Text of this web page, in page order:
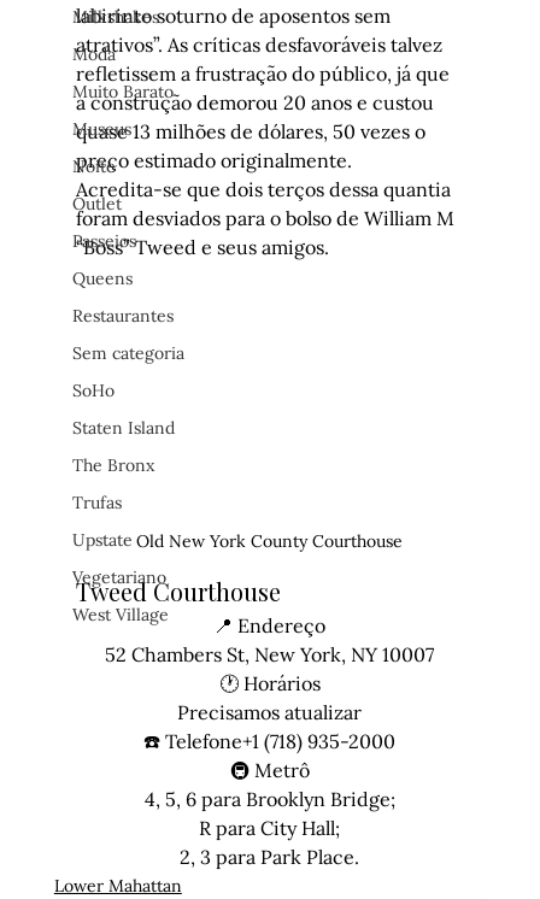
Milkshakes
Moda
Muito Barato
Museus
Noite
Outlet
Passeios
Queens
Restaurantes
Sem categoria
SoHo
Staten Island
The Bronx
Trufas
Upstate
Vegetariano
West Village
labirinto soturno de aposentos sem
atrativos”. As críticas desfavoráveis talvez
refletissem a frustração do público, já que
a construção demorou 20 anos e custou
quase 13 milhões de dólares, 50 vezes o
preço estimado originalmente.
Acredita-se que dois terços dessa quantia
foram desviados para o bolso de William M
“Boss” Tweed e seus amigos.
Old New York County Courthouse
Tweed Courthouse
📍 Endereço
52 Chambers St, New York, NY 10007
🕐 Horários
Precisamos atualizar
☎️ Telefone+1 (718) 935-2000
🚇 Metrô
4, 5, 6 para Brooklyn Bridge;
R para City Hall;
2, 3 para Park Place.
Lower Mahattan